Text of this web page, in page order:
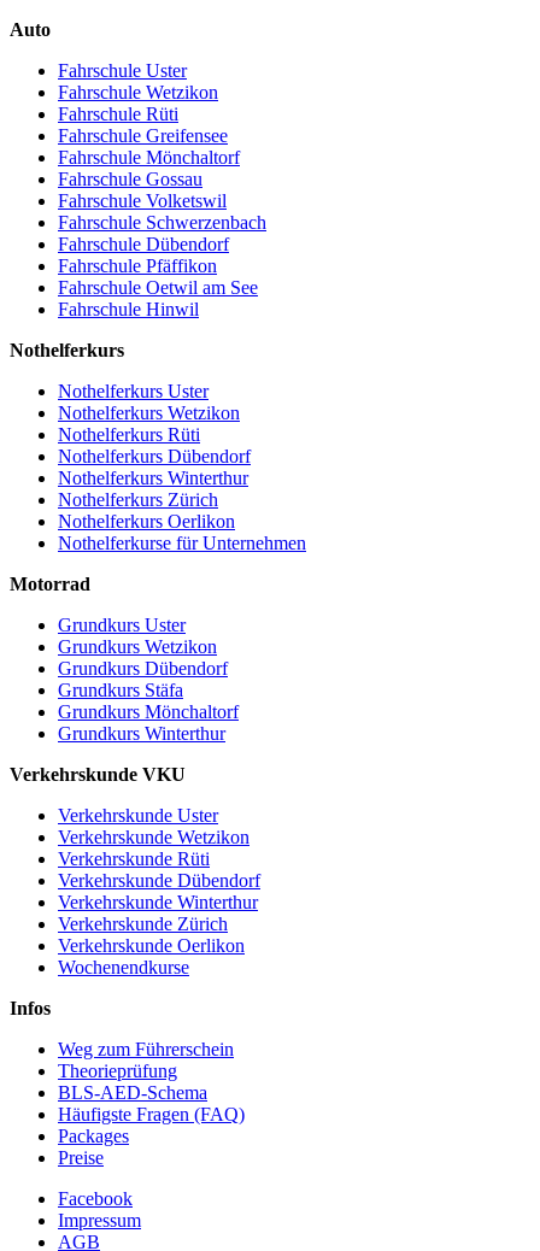
Auto
Fahrschule Uster
Fahrschule Wetzikon
Fahrschule Rüti
Fahrschule Greifensee
Fahrschule Mönchaltorf
Fahrschule Gossau
Fahrschule Volketswil
Fahrschule Schwerzenbach
Fahrschule Dübendorf
Fahrschule Pfäffikon
Fahrschule Oetwil am See
Fahrschule Hinwil
Nothelferkurs
Nothelferkurs Uster
Nothelferkurs Wetzikon
Nothelferkurs Rüti
Nothelferkurs Dübendorf
Nothelferkurs Winterthur
Nothelferkurs Zürich
Nothelferkurs Oerlikon
Nothelferkurse für Unternehmen
Motorrad
Grundkurs Uster
Grundkurs Wetzikon
Grundkurs Dübendorf
Grundkurs Stäfa
Grundkurs Mönchaltorf
Grundkurs Winterthur
Verkehrskunde VKU
Verkehrskunde Uster
Verkehrskunde Wetzikon
Verkehrskunde Rüti
Verkehrskunde Dübendorf
Verkehrskunde Winterthur
Verkehrskunde Zürich
Verkehrskunde Oerlikon
Wochenendkurse
Infos
Weg zum Führerschein
Theorieprüfung
BLS-AED-Schema
Häufigste Fragen (FAQ)
Packages
Preise
Facebook
Impressum
AGB